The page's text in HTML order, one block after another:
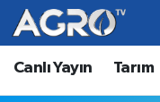
Canlı Yayın Tarım
Hava Durumu